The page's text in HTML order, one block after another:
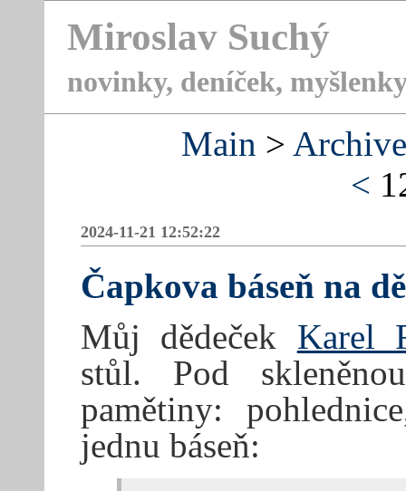
Miroslav Suchý
novinky, deníček,
Main >
<
2024-11-21 12:52:22
Čapkova báseň na
Můj dědeček Karel
stůl. Pod
pamětiny:
jednu báseň: